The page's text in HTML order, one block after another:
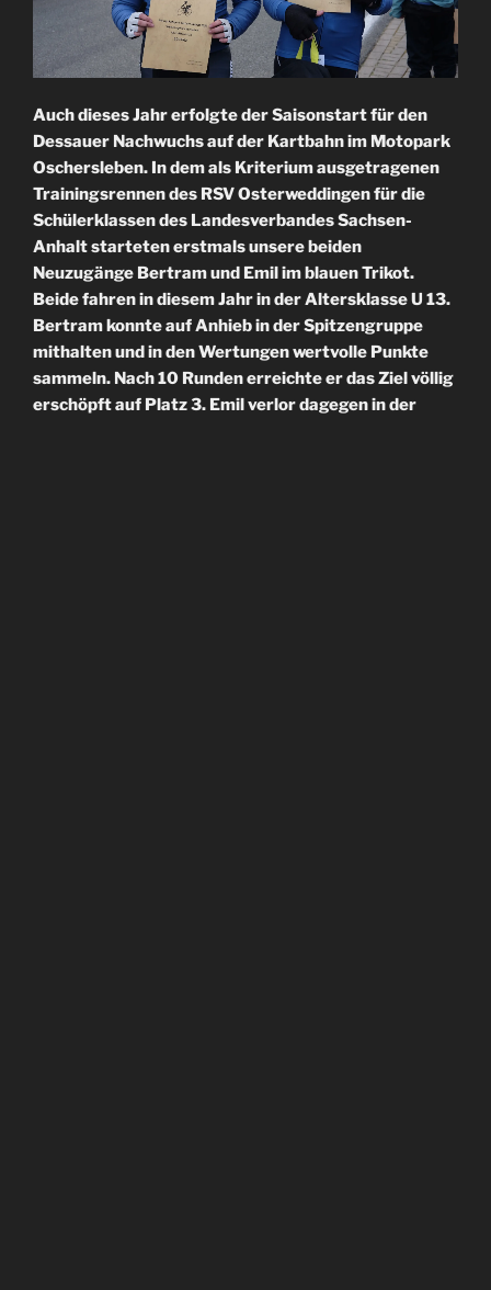
Auch dieses Jahr erfolgte der Saisonstart für den
Dessauer Nachwuchs auf der Kartbahn im Motopark
Oschersleben. In dem als Kriterium ausgetragenen
Trainingsrennen des RSV Osterweddingen für die
Schülerklassen des Landesverbandes Sachsen-
Anhalt starteten erstmals unsere beiden
Neuzugänge Bertram und Emil im blauen Trikot.
Beide fahren in diesem Jahr in der Altersklasse U 13.
Bertram konnte auf Anhieb in der Spitzengruppe
mithalten und in den Wertungen wertvolle Punkte
sammeln. Nach 10 Runden erreichte er das Ziel völlig
erschöpft auf Platz 3. Emil verlor dagegen in der